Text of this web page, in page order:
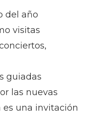
del año
visitas
guiadas
las nuevas
es una invitación